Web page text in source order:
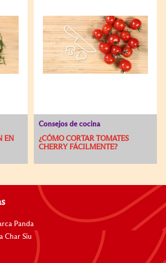
EN
Consejos de cocina
¿CÓMO CORTAR TOMATES
CHERRY FÁCILMENTE?
Panda
Char Siu